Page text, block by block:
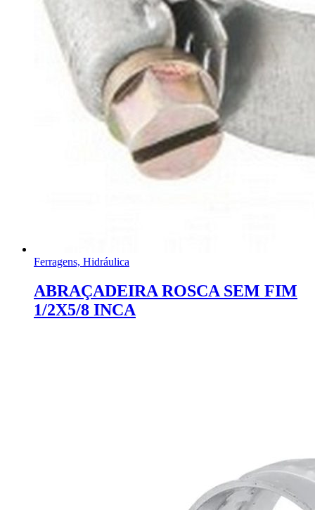
Ferragens, Hidráulica
ABRAÇADEIRA ROSCA SEM FIM
1/2X5/8 INCA